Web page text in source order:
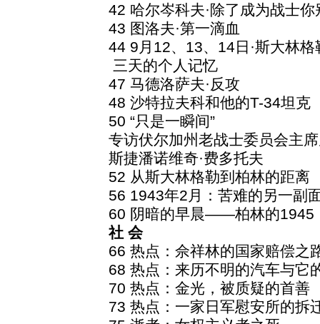
42 哈尔岑科夫·除了成为战士你
43 图洛夫·第一滴血
44 9月12、13、14日·斯大林格
三天的个人记忆
47 马德洛萨夫·反攻
48 沙特拉夫科和他的T-34坦克
50 “只是一瞬间”
专访伏尔加州老战士委员会主席
斯捷潘诺维奇·费多托夫
52 从斯大林格勒到柏林的距离
56 1943年2月：苦难的另一副
60 阴暗的早晨——柏林的1945
社 会
66 热点：佘祥林的国家赔偿之
68 热点：来历不明的汽车与它
70 热点：金光，被质疑的首善
73 热点：一家日军慰安所的拆